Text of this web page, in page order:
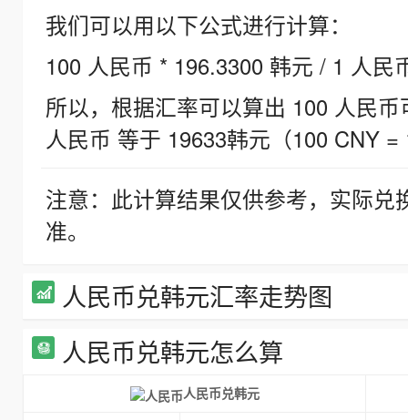
我们可以用以下公式进行计算：
100 人民币 * 196.3300 韩元 / 1 人民
所以，根据汇率可以算出 100 人民
人民币 等于 19633韩元（100 CNY =
注意：此计算结果仅供参考，实际
准。
人民币兑韩元汇率走势图
人民币兑韩元怎么算
人民币兑韩元